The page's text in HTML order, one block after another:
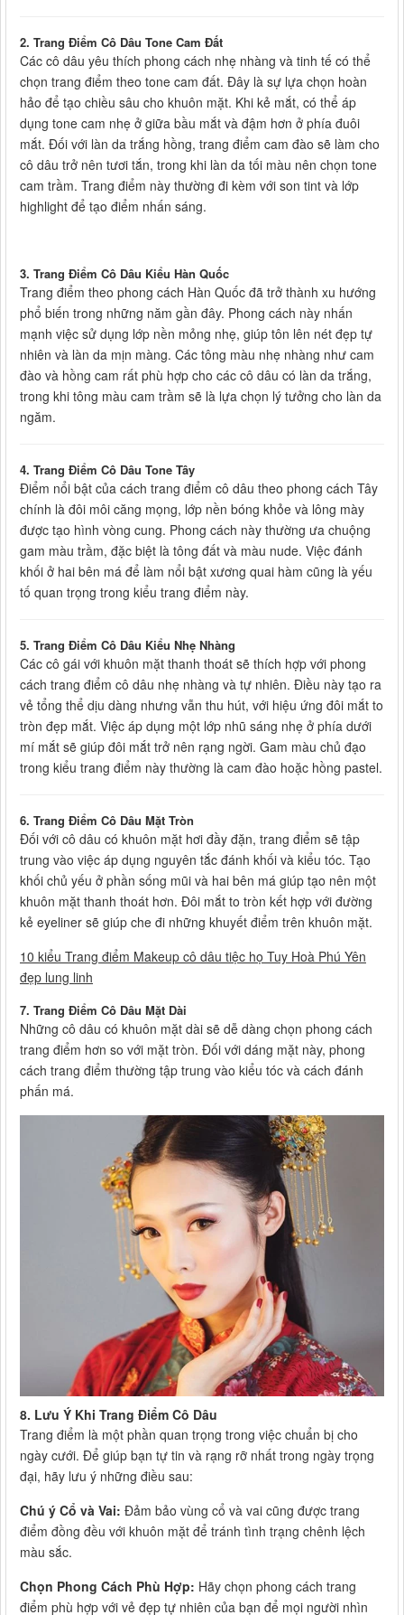
2. Trang Điểm Cô Dâu Tone Cam Đất
Các cô dâu yêu thích phong cách nhẹ nhàng và tinh tế có thể
chọn trang điểm theo tone cam đất. Đây là sự lựa chọn hoàn
hảo để tạo chiều sâu cho khuôn mặt. Khi kẻ mắt, có thể áp
dụng tone cam nhẹ ở giữa bầu mắt và đậm hơn ở phía đuôi
mắt. Đối với làn da trắng hồng, trang điểm cam đào sẽ làm cho
cô dâu trở nên tươi tắn, trong khi làn da tối màu nên chọn tone
cam trầm. Trang điểm này thường đi kèm với son tint và lớp
highlight để tạo điểm nhấn sáng.
3. Trang Điểm Cô Dâu Kiểu Hàn Quốc
Trang điểm theo phong cách Hàn Quốc đã trở thành xu hướng
phổ biến trong những năm gần đây. Phong cách này nhấn
mạnh việc sử dụng lớp nền mỏng nhẹ, giúp tôn lên nét đẹp tự
nhiên và làn da mịn màng. Các tông màu nhẹ nhàng như cam
đào và hồng cam rất phù hợp cho các cô dâu có làn da trắng,
trong khi tông màu cam trầm sẽ là lựa chọn lý tưởng cho làn da
ngăm.
4. Trang Điểm Cô Dâu Tone Tây
Điểm nổi bật của cách trang điểm cô dâu theo phong cách Tây
chính là đôi môi căng mọng, lớp nền bóng khỏe và lông mày
được tạo hình vòng cung. Phong cách này thường ưa chuộng
gam màu trầm, đặc biệt là tông đất và màu nude. Việc đánh
khối ở hai bên má để làm nổi bật xương quai hàm cũng là yếu
tố quan trọng trong kiểu trang điểm này.
5. Trang Điểm Cô Dâu Kiểu Nhẹ Nhàng
Các cô gái với khuôn mặt thanh thoát sẽ thích hợp với phong
cách trang điểm cô dâu nhẹ nhàng và tự nhiên. Điều này tạo ra
vẻ tổng thể dịu dàng nhưng vẫn thu hút, với hiệu ứng đôi mắt to
tròn đẹp mắt. Việc áp dụng một lớp nhũ sáng nhẹ ở phía dưới
mí mắt sẽ giúp đôi mắt trở nên rạng ngời. Gam màu chủ đạo
trong kiểu trang điểm này thường là cam đào hoặc hồng pastel.
6. Trang Điểm Cô Dâu Mặt Tròn
Đối với cô dâu có khuôn mặt hơi đầy đặn, trang điểm sẽ tập
trung vào việc áp dụng nguyên tắc đánh khối và kiểu tóc. Tạo
khối chủ yếu ở phần sống mũi và hai bên má giúp tạo nên một
khuôn mặt thanh thoát hơn. Đôi mắt to tròn kết hợp với đường
kẻ eyeliner sẽ giúp che đi những khuyết điểm trên khuôn mặt.
10 kiểu Trang điểm Makeup cô dâu tiệc họ Tuy Hoà Phú Yên
đẹp lung linh
7. Trang Điểm Cô Dâu Mặt Dài
Những cô dâu có khuôn mặt dài sẽ dễ dàng chọn phong cách
trang điểm hơn so với mặt tròn. Đối với dáng mặt này, phong
cách trang điểm thường tập trung vào kiểu tóc và cách đánh
phấn má.
8. Lưu Ý Khi Trang Điểm Cô Dâu
Trang điểm là một phần quan trọng trong việc chuẩn bị cho
ngày cưới. Để giúp bạn tự tin và rạng rỡ nhất trong ngày trọng
đại, hãy lưu ý những điều sau:
Chú ý Cổ và Vai: Đảm bảo vùng cổ và vai cũng được trang
điểm đồng đều với khuôn mặt để tránh tình trạng chênh lệch
màu sắc.
Chọn Phong Cách Phù Hợp: Hãy chọn phong cách trang
điểm phù hợp với vẻ đẹp tự nhiên của bạn để mọi người nhìn